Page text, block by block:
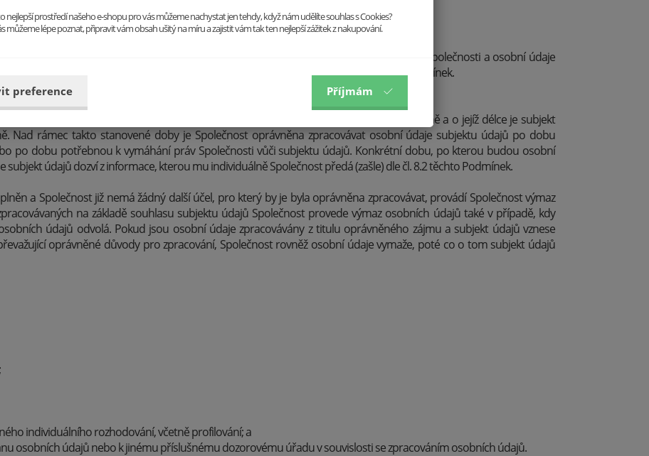
a to včetně automatizovaného zpracování.
k ochraně osobních údajů popsaná v těchto Podmínkách a vnitřních předpisech Společnosti a osobní údaje
zpřístupněním neoprávněným osobám – podrobněji k zabezpečení viz čl. 10 těchto Podmínek.
potřebnou k naplnění účelu zpracování osobních údajů, která je určena individuálně a o jejíž délce je subjekt
Nad rámec takto stanovené doby je Společnost oprávněna zpracovávat osobní údaje subjektu údajů po dobu
po dobu potřebnou k vymáhání práv Společnosti vůči subjektu údajů. Konkrétní dobu, po kterou budou osobní
údajů dozví z informace, kterou mu individuálně Společnost předá (zašle) dle čl. 8.2 těchto Podmínek.
a Společnost již nemá žádný další účel, pro který by je byla oprávněna zpracovávat, provádí Společnost výmaz
na základě souhlasu subjektu údajů Společnost provede výmaz osobních údajů také v případě, kdy
údajů odvolá. Pokud jsou osobní údaje zpracovávány z titulu oprávněného zájmu a subjekt údajů vznese
oprávněné důvody pro zpracování, Společnost rovněž osobní údaje vymaže, poté co o tom subjekt údajů
individuálního rozhodování, včetně profilování; a
osobních údajů nebo k jinému příslušnému dozorovému úřadu v souvislosti se zpracováním osobních údajů.
nejlepší prostředí našeho e-shopu pro vás můžeme nachystat jen tehdy, když nám udělíte souhlas s Cookies?
můžeme lépe poznat, připravit vám obsah ušitý na míru a zajistit vám tak ten nejlepší zážitek z nakupování.
preference Příjmám